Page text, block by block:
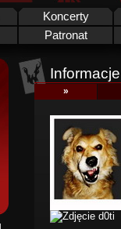
Koncerty
Patronat
»